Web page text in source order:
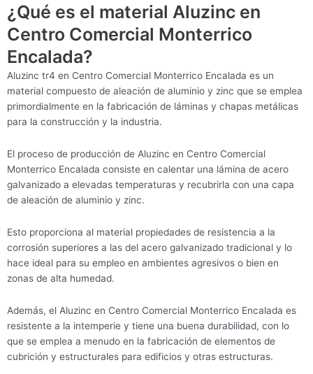
¿Qué es el material Aluzinc en
Centro Comercial Monterrico
Encalada?
Aluzinc tr4 en Centro Comercial Monterrico Encalada es un
material compuesto de aleación de aluminio y zinc que se emplea
primordialmente en la fabricación de láminas y chapas metálicas
para la construcción y la industria.
El proceso de producción de Aluzinc en Centro Comercial
Monterrico Encalada consiste en calentar una lámina de acero
galvanizado a elevadas temperaturas y recubrirla con una capa
de aleación de aluminio y zinc.
Esto proporciona al material propiedades de resistencia a la
corrosión superiores a las del acero galvanizado tradicional y lo
hace ideal para su empleo en ambientes agresivos o bien en
zonas de alta humedad.
Además, el Aluzinc en Centro Comercial Monterrico Encalada es
resistente a la intemperie y tiene una buena durabilidad, con lo
que se emplea a menudo en la fabricación de elementos de
cubrición y estructurales para edificios y otras estructuras.